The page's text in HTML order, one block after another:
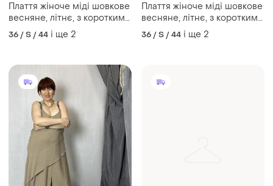
Плаття жіноче міді шовкове
весняне, літнє, з короткими
рукавами, дизайнерське
квіткове жовте
36 / S / 44 і ще 2
Плаття жіноче міді шовкове
весняне, літнє, з короткими
рукавами, дизайнерське
квіткове біле
36 / S / 44 і ще 2